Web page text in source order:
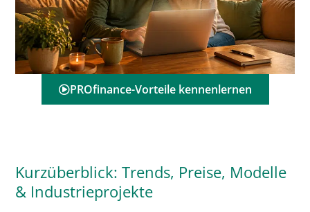
PROfinance-Vorteile kennenlernen
Kurzüberblick: Trends, Preise, Modelle
& Industrieprojekte